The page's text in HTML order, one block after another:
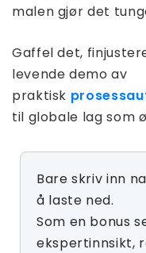
malen gjør det
Gaffel det,
levende demo av
praktisk
til globale lag som
Bare skriv inn
å laste ned.
Som en bonus
ekspertinnsikt,